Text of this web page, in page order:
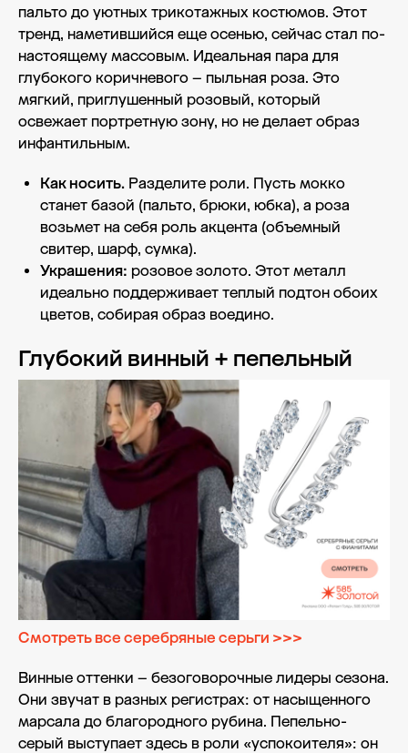
пальто до уютных трикотажных костюмов. Этот
тренд, наметившийся еще осенью, сейчас стал по-
настоящему массовым. Идеальная пара для
глубокого коричневого – пыльная роза. Это
мягкий, приглушенный розовый, который
освежает портретную зону, но не делает образ
инфантильным.
Как носить. Разделите роли. Пусть мокко
станет базой (пальто, брюки, юбка), а роза
возьмет на себя роль акцента (объемный
свитер, шарф, сумка).
Украшения: розовое золото. Этот металл
идеально поддерживает теплый подтон обоих
цветов, собирая образ воедино.
Глубокий винный + пепельный
Смотреть все серебряные серьги >>>
Винные оттенки – безоговорочные лидеры сезона.
Они звучат в разных регистрах: от насыщенного
марсала до благородного рубина. Пепельно-
серый выступает здесь в роли «успокоителя»: он